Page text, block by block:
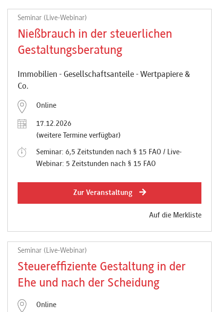
Seminar (Live-Webinar)
Nießbrauch in der steuerlichen
Gestaltungsberatung
Immobilien - Gesellschaftsanteile - Wertpapiere &
Co.
Online
17.12.2026
(weitere Termine verfügbar)
Seminar: 6,5 Zeitstunden nach § 15 FAO / Live-
Webinar: 5 Zeitstunden nach § 15 FAO
Zur Veranstaltung
Auf die Merkliste
Seminar (Live-Webinar)
Steuereffiziente Gestaltung in der
Ehe und nach der Scheidung
Online